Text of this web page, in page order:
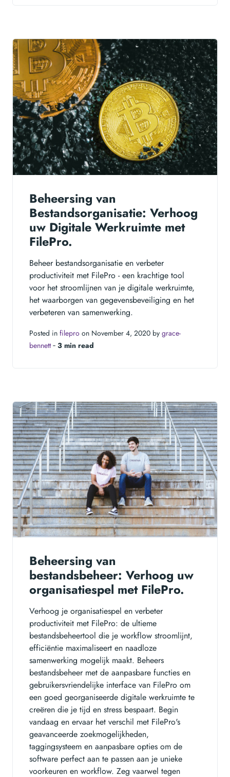
Beheersing van
Bestandsorganisatie: Verhoog
uw Digitale Werkruimte met
FilePro.
Beheer bestandsorganisatie en verbeter
productiviteit met FilePro - een krachtige tool
voor het stroomlijnen van je digitale werkruimte,
het waarborgen van gegevensbeveiliging en het
verbeteren van samenwerking.
Posted in filepro on November 4, 2020 by grace-
bennett‐ 3 min read
Beheersing van
bestandsbeheer: Verhoog uw
organisatiespel met FilePro.
Verhoog je organisatiespel en verbeter
productiviteit met FilePro: de ultieme
bestandsbeheertool die je workflow stroomlijnt,
efficiëntie maximaliseert en naadloze
samenwerking mogelijk maakt. Beheers
bestandsbeheer met de aanpasbare functies en
gebruikersvriendelijke interface van FilePro om
een goed georganiseerde digitale werkruimte te
creëren die je tijd en stress bespaart. Begin
vandaag en ervaar het verschil met FilePro's
geavanceerde zoekmogelijkheden,
taggingsysteem en aanpasbare opties om de
software perfect aan te passen aan je unieke
voorkeuren en workflow. Zeg vaarwel tegen